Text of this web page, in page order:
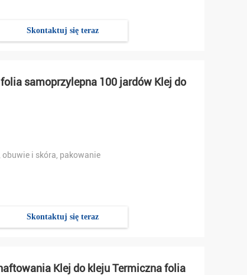
Skontaktuj się teraz
samoprzylepna 100 jardów Klej do
obuwie i skóra, pakowanie
Skontaktuj się teraz
Klej do kleju Termiczna folia